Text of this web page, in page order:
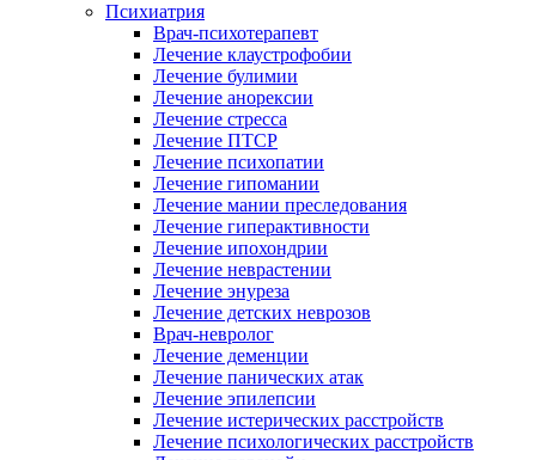
Психиатрия
Врач-психотерапевт
Лечение клаустрофобии
Лечение булимии
Лечение анорексии
Лечение стресса
Лечение ПТСР
Лечение психопатии
Лечение гипомании
Лечение мании преследования
Лечение гиперактивности
Лечение ипохондрии
Лечение неврастении
Лечение энуреза
Лечение детских неврозов
Врач-невролог
Лечение деменции
Лечение панических атак
Лечение эпилепсии
Лечение истерических расстройств
Лечение психологических расстройств